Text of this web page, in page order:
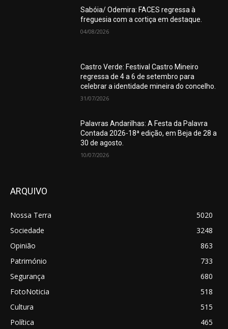
Sabóia/ Odemira: FACES regressa à
freguesia com a cortiça em destaque.
04/08/2026
Castro Verde: Festival Castro Mineiro
regressa de 4 a 6 de setembro para
celebrar a identidade mineira do concelho.
31/07/2026
Palavras Andarilhas: A Festa da Palavra
Contada 2026-18ª edição, em Beja de 28 a
30 de agosto.
10/07/2026
ARQUIVO
Nossa Terra
5020
Sociedade
3248
Opinião
863
Património
733
Segurança
680
FotoNoticia
518
Cultura
515
Política
465